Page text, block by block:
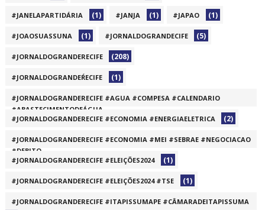
#JANELAPARTIDÁRIA (1) #JANJA (1) #JAPAO (1)
#JOAOSUASSUNA (1) #JORNALDOGRANDECIFE (5)
#JORNALDOGRANDERECIFE (208)
#JORNALDOGRANDEŔECIFE (1)
#JORNALDOGRANDERECIFE #AGUA #COMPESA #CALENDARIO
#ABASTECIMENTODEÁGUA
(1)
#JORNALDOGRANDERECIFE #ECONOMIA #ENERGIAELETRICA (2)
#JORNALDOGRANDERECIFE #ECONOMIA #MEI #SEBRAE #NEGOCIACAO
#DEBITO
(1)
#JORNALDOGRANDERECIFE #ELEIÇÕES2024 (1)
#JORNALDOGRANDERECIFE #ELEIÇÕES2024 #TSE (1)
#JORNALDOGRANDERECIFE #ITAPISSUMAPE #CÂMARADEITAPISSUMA